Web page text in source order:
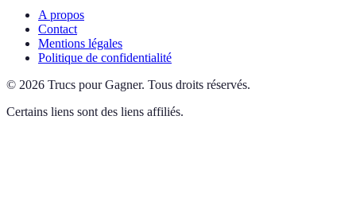
A propos
Contact
Mentions légales
Politique de confidentialité
© 2026 Trucs pour Gagner. Tous droits réservés.
Certains liens sont des liens affiliés.